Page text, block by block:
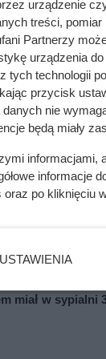
ulokować
tak ważne
siebie.
i
to 90 cm.
miał w
urządzenie
treści, pomiar
Partnerzy
urządzenia
tych technologii
przycisk
danych nie
będą miały
informacjami,
informacje
oraz po kliknięciu
USTAWIENIA